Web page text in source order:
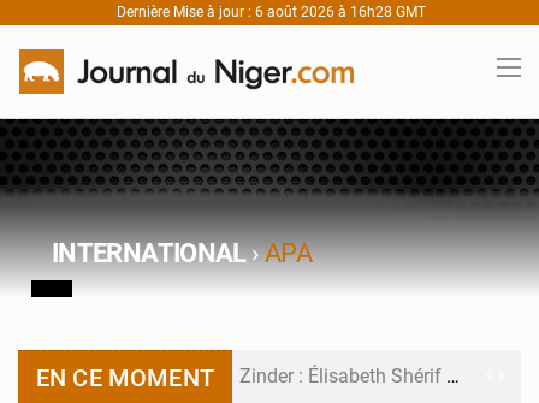
Dernière Mise à jour : 6 août 2026 à 16h28 GMT
INTERNATIONAL›APA
EN CE MOMENT Zinder : Élisabeth Shérif visite l’école Birni Garçon